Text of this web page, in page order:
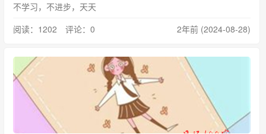
不学习，不进步，天天
阅读：1202 评论：0
2年前 (2024-08-28)